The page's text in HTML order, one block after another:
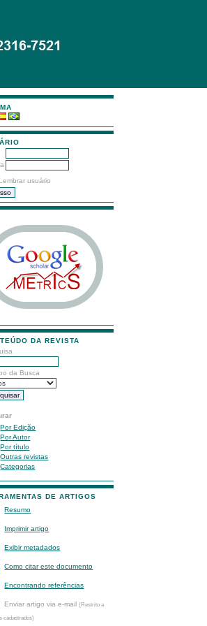
Lembrar usuário
DA REVISTA
da Busca
Por Edição
Por Autor
Por título
Outras revistas
Categorias
DE ARTIGOS
Resumo
Imprimir artigo
Exibir metadados
Como citar este documento
Encontrando referências
Enviar artigo via e-mail(Restrito a
cadastrados)